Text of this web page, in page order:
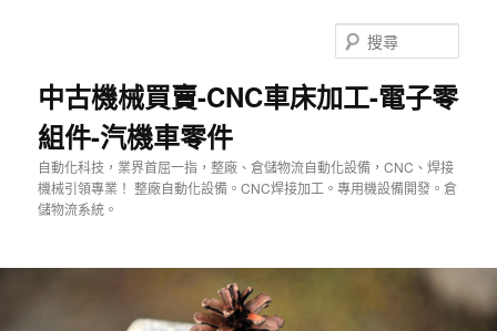
中古機械買賣-CNC車床加工-電子零
組件-汽機車零件
自動化科技，業界首屈一指，整廠、倉儲物流自動化設備，CNC、焊接
機械引領專業！ 整廠自動化設備。CNC焊接加工。專用機設備開發。倉
儲物流系統。
尋